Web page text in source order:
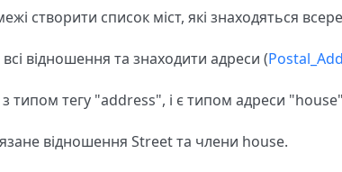
створити список міст, які знаходяться
відношення та знаходити адреси (
типом тегу "address", і є типом адреси
відношення Street та члени house.